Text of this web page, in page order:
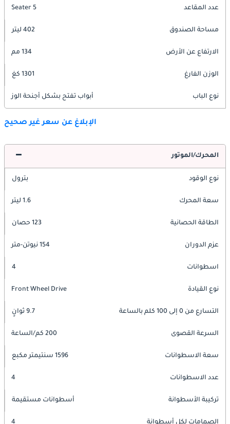
عدد المقاعد 5 Seater
مساحة الصندوق 402 ليتر
الارتفاع عن الأرض 134 مم
الوزن الفارغ 1301 كغ
نوع الباب أبواب تفتح بشكل أجنحة الوز
الإبلاغ عن سعر غير صحيح
المحرك/الموتور
نوع الوقود بترول
سعة المحرك 1.6 ليتر
الطاقة الحصانية 123 حصان
عزم الدوران 154 نيوتن-متر
اسطوانات 4
نوع القيادة Front Wheel Drive
التسارع من 0 إلى 100 كلم بالساعة 9.7 ثوانٍ
السرعة القصوى 200 كم/الساعة
سعة الاسطوانات 1596 سنتيمتر مكبع
عدد الاسطوانات 4
تركيبة الأسطوانة أسطوانات مستقيمة